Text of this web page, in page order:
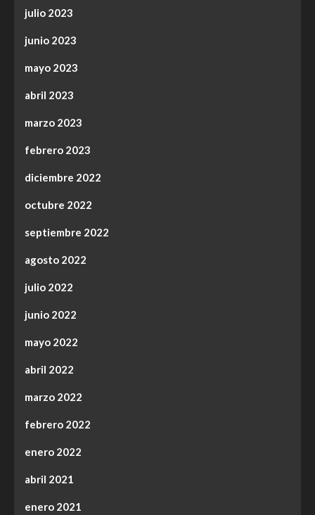
julio 2023
junio 2023
mayo 2023
abril 2023
marzo 2023
febrero 2023
diciembre 2022
octubre 2022
septiembre 2022
agosto 2022
julio 2022
junio 2022
mayo 2022
abril 2022
marzo 2022
febrero 2022
enero 2022
abril 2021
enero 2021